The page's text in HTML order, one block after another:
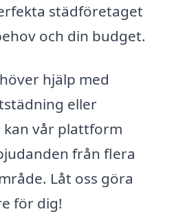
städföretaget
och din budget.
hjälp med
eller
vår plattform
från flera
Låt oss göra
för dig!